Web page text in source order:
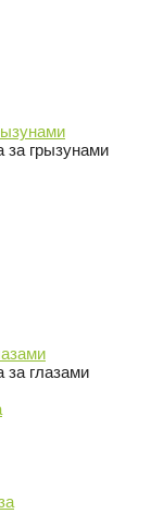
за грызунами
за глазами